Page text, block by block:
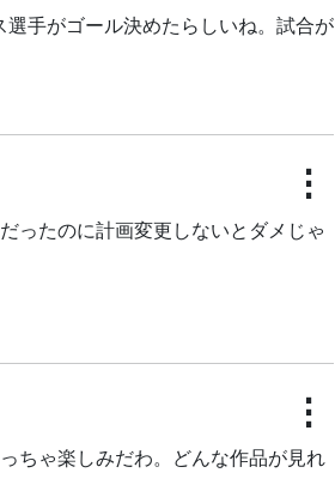
手がゴール決めたらしいね。試合が
⋮
ったのに計画変更しないとダメじゃ
⋮
ちゃ楽しみだわ。どんな作品が見れ